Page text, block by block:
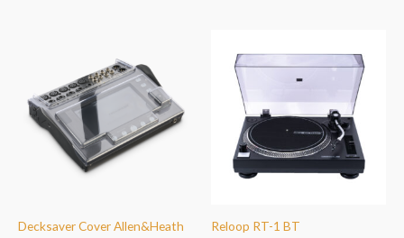
Decksaver Cover Allen&Heath
Reloop RT-1 BT